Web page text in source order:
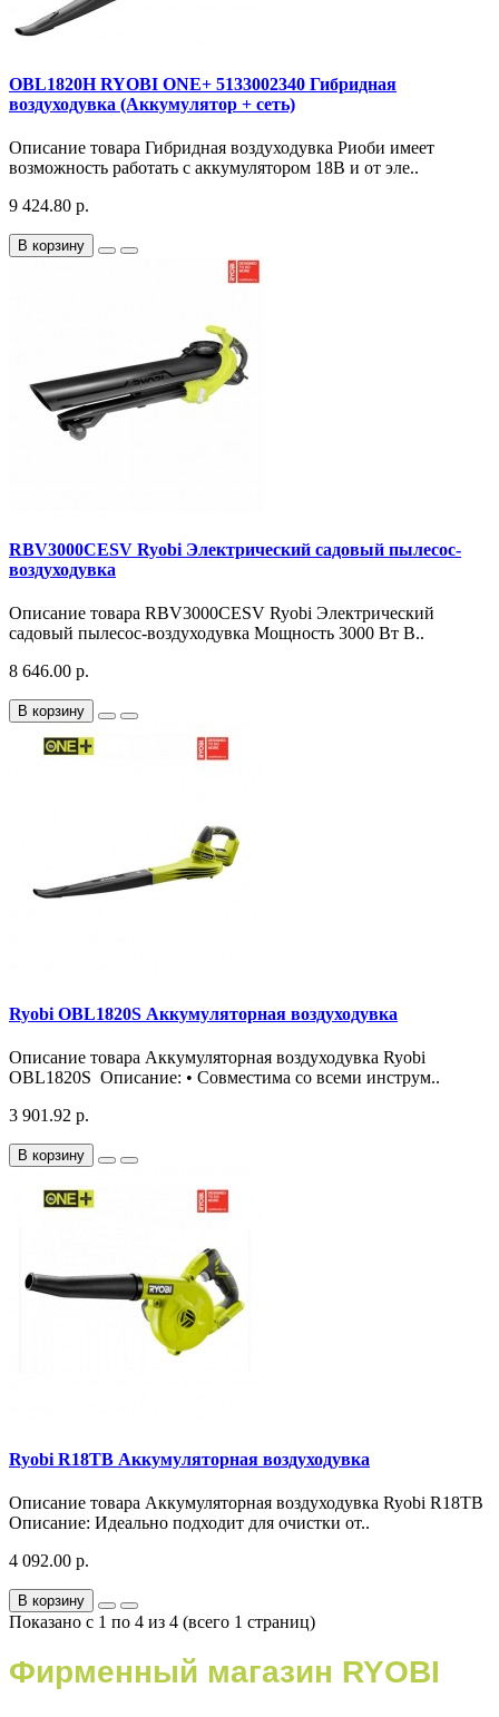
OBL1820H RYOBI ONE+ 5133002340 Гибридная
воздуходувка (Аккумулятор + сеть)
Описание товара Гибридная воздуходувка Риоби имеет
возможность работать с аккумулятором 18В и от эле..
9 424.80 р.
В корзину
RBV3000CESV Ryobi Электрический садовый пылесос-
воздуходувка
Описание товара RBV3000CESV Ryobi Электрический
садовый пылесос-воздуходувка Мощность 3000 Вт В..
8 646.00 р.
В корзину
Ryobi OBL1820S Аккумуляторная воздуходувка
Описание товара Аккумуляторная воздуходувка Ryobi
OBL1820S Описание: • Совместима со всеми инструм..
3 901.92 р.
В корзину
Ryobi R18TB Аккумуляторная воздуходувка
Описание товара Аккумуляторная воздуходувка Ryobi R18TB
Описание: Идеально подходит для очистки от..
4 092.00 р.
В корзину
Показано с 1 по 4 из 4 (всего 1 страниц)
Фирменный магазин RYOBI